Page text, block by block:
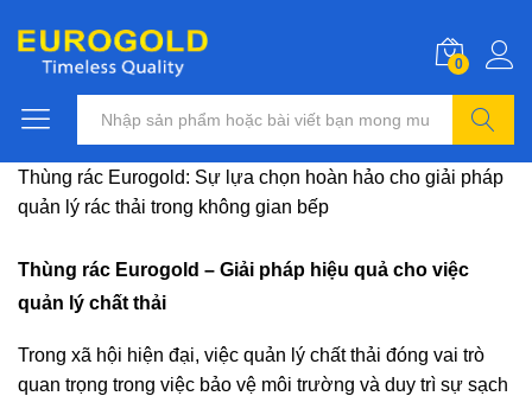
0
Tìm kiếm
Thùng rác Eurogold: Sự lựa chọn hoàn hảo cho giải pháp
quản lý rác thải trong không gian bếp
Thùng rác Eurogold – Giải pháp hiệu quả cho việc
quản lý chất thải
Trong xã hội hiện đại, việc quản lý chất thải đóng vai trò
quan trọng trong việc bảo vệ môi trường và duy trì sự sạch